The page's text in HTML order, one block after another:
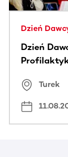
Dzień
Dzień
Turek